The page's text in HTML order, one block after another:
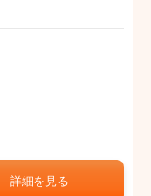
詳細を見る